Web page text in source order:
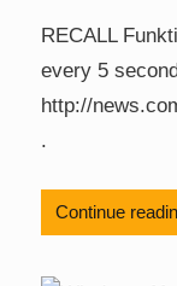
RECALL
every 5
http://
.
Continue